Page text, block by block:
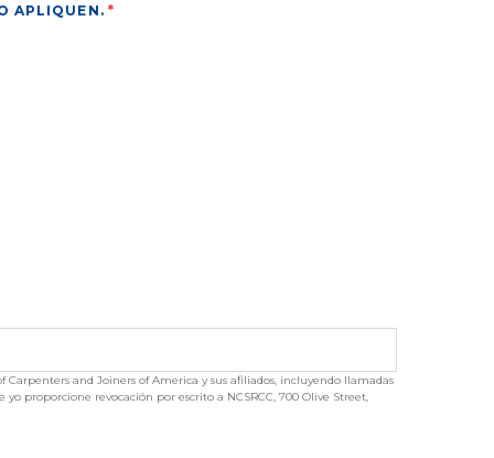
APLIQUEN.
and Joiners of America y sus afiliados, incluyendo llamadas
proporcione revocación por escrito a NCSRCC, 700 Olive Street,